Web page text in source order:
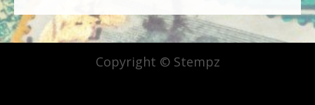
Copyright © Stempz